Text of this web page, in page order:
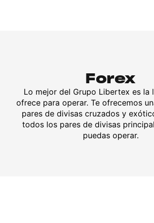
Forex
Lo mejor del Grupo Libertex es la
ofrece para operar. Te ofrecemos
pares de divisas cruzados y
todos los pares de divisas
puedas operar.